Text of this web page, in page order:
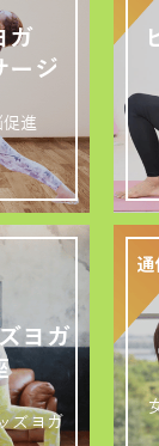
ガ
ージ
進
ヨガ
ズヨガ